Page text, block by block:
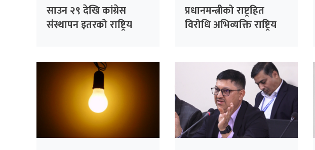
साउन २९ देखि कांग्रेस
संस्थापन इतरको राष्ट्रिय
प्रधानमन्त्रीको राष्ट्रहित
विरोधि अभिव्यक्ति राष्ट्रिय